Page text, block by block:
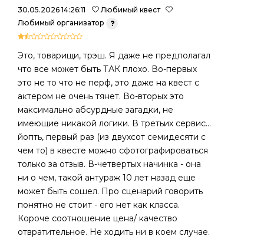
30.05.2026 14:26:11
Любимый квест
Любимый организатор
Это, товарищи, трэш. Я даже не предполагал
что все может быть ТАК плохо. Во-первых
это не то что не перф, это даже на квест с
актером не очень тянет. Во-вторых это
максимально абсурдные загадки, не
имеющие никакой логики. В третьих сервис...
йопть, первый раз (из двухсот семидесяти с
чем то) в квесте можно сфотографироваться
только за отзыв. В-четвертых начинка - она
ни о чем, такой антураж 10 лет назад еще
может быть сошел. Про сценарий говорить
понятно не стоит - его нет как класса.
Короче соотношение цена/ качество
отвратительное. Не ходить ни в коем случае.